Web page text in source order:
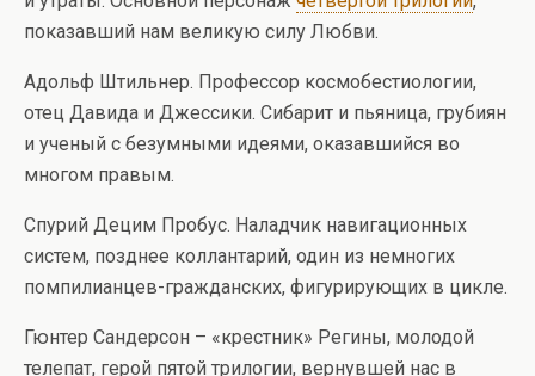
показавший нам великую силу Любви.
Адольф Штильнер. Профессор космобестиологии,
отец Давида и Джессики. Сибарит и пьяница, грубиян
и ученый с безумными идеями, оказавшийся во
многом правым.
Спурий Децим Пробус. Наладчик навигационных
систем, позднее коллантарий, один из немногих
помпилианцев-гражданских, фигурирующих в цикле.
Гюнтер Сандерсон – «крестник» Регины, молодой
телепат, герой пятой трилогии, вернувшей нас в